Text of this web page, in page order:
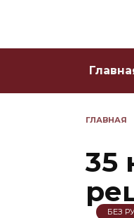
ГЛАВНАЯ
35
БЕЗ